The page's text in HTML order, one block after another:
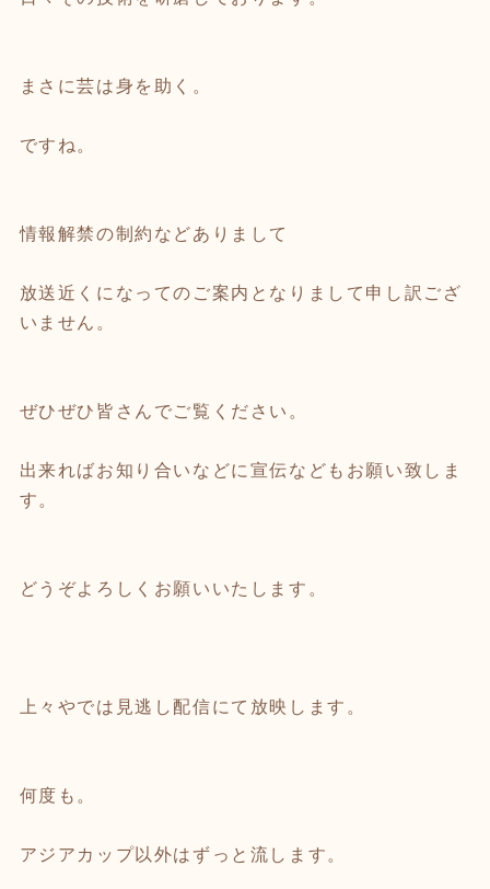
まさに芸は身を助く。
ですね。
情報解禁の制約などありまして
放送近くになってのご案内となりまして申し訳ござ
いません。
ぜひぜひ皆さんでご覧ください。
出来ればお知り合いなどに宣伝などもお願い致しま
す。
どうぞよろしくお願いいたします。
上々やでは見逃し配信にて放映します。
何度も。
アジアカップ以外はずっと流します。